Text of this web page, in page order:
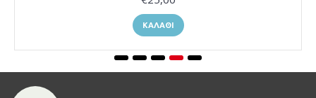
ΚΑΛΆΘΙ